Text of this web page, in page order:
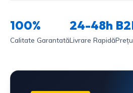
100%
Calitate Garantată
24-48h
Livrare Rapidă